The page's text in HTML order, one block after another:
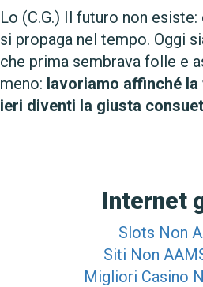
Lo (C.G.) Il futuro non
si propaga nel tempo. Oggi
che prima sembrava folle e
meno: lavoriamo affinché
ieri diventi la giusta
Internet
Slots Non
Siti Non
Migliori Casino